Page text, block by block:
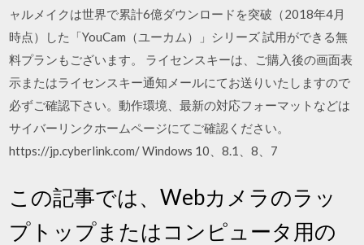
ャルメイクは世界で累計6億ダウンロードを突破（2018年4月
時点）した「YouCam（ユーカム）」シリーズ 試用ができる無
料プランもございます。 ライセンスキーは、ご購入後の画面表
示またはライセンスキー通知メールにてお送りいたしますので
必ずご確認下さい。動作環境、最新の対応フォーマットなどは
サイバーリンクホームページにてご確認ください。
https://jp.cyberlink.com/ Windows 10、8.1、8、7
この記事では、Webカメラのラッ
プトップまたはコンピュータ用の